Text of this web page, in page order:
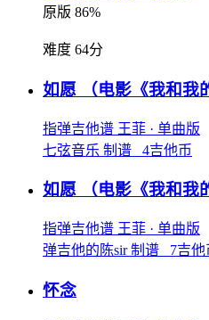
原版 86%
难度 64分
如愿 （电影《我和我
指弹吉他谱 王菲 · 单曲版
七弦音乐 制谱 4吉他币
如愿 （电影《我和我
指弹吉他谱 王菲 · 单曲版
弹吉他的陈sir 制谱 7吉他
怀念